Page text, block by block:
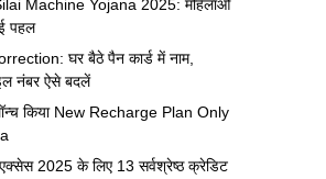
Machine Yojana 2025: महिलाओं
पहल
घर बैठे पैन कार्ड में नाम,
नंबर ऐसे बदलें
किया New Recharge Plan Only
एक्सेस 2025 के लिए 13 सर्वश्रेष्ठ क्रेडिट